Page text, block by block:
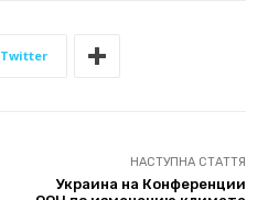
Twitter
НАСТУПНА СТАТТЯ
Украина на Конференции